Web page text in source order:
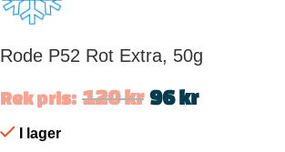
Rode P52 Rot Extra, 50g
Rek pris: 120kr 96kr
I lager